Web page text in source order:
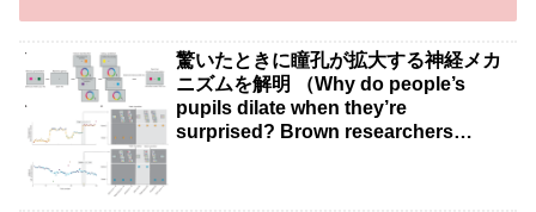
驚いたときに瞳孔が拡大する神経メカ
ニズムを解明 （Why do people’s
pupils dilate when they’re
surprised? Brown researchers